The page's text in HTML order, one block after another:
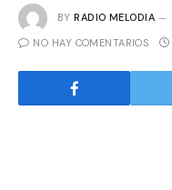
BY RADIO MELODIA
NO HAY COMENTARIOS